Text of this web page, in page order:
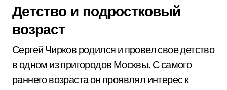
Детство и подростковый
возраст
Сергей Чирков родился и провел свое детство
в одном из пригородов Москвы. С самого
раннего возраста он проявлял интерес к